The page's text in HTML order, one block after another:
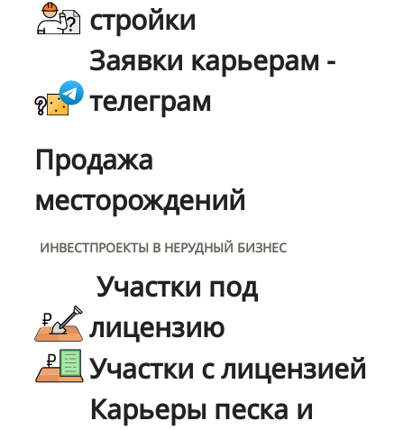
стройки
Заявки карьерам -
телеграм
Продажа
месторождений
ИНВЕСТПРОЕКТЫ В НЕРУДНЫЙ БИЗНЕС
Участки под
лицензию
Участки с лицензией
Карьеры песка и